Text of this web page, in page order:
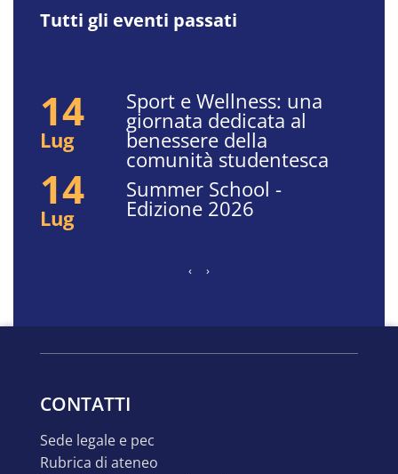
Tutti gli eventi passati
14
Lug
Sport e Wellness: una
giornata dedicata al
benessere della
comunità studentesca
14
Lug
Summer School -
Edizione 2026
Pagina
‹
Pagina
›
CONTATTI
sede legale e pec
rubrica di ateneo